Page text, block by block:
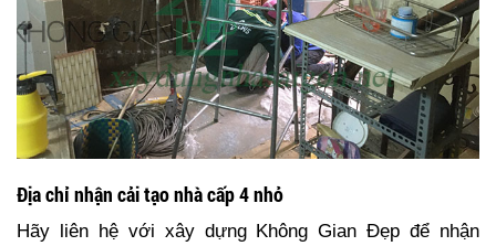
Địa chỉ nhận cải tạo nhà cấp 4 nhỏ
Hãy liên hệ với xây dựng Không Gian Đẹp để nhận